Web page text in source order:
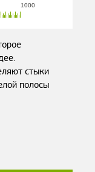
1000
стыки
полосы